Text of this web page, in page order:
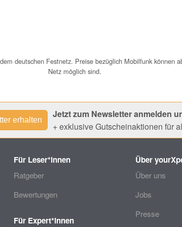
deutschen Festnetz. Preise bezüglich Mobilfunk
Netz möglich sind.
Jetzt zum Newsletter anmelden
+ exklusive Gutscheinaktionen für
Für Leser*innen
Ratgeber
Bewertungen
Für Expert*innen
Über
Über uns
Jobs
Presse